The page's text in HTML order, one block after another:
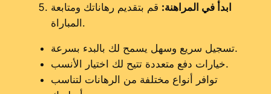
ابدأ في المراهنة: قم بتقديم رهاناتك ومتابعة
المباراة.
تسجيل سريع وسهل يسمح لك بالبدء بسرعة.
خيارات دفع متعددة تتيح لك اختيار الأنسب.
توافر أنواع مختلفة من الرهانات لتناسب